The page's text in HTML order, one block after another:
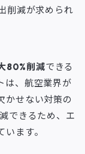
削減が求められ
80%削減できる
は、航空業界が
かせない対策の
できるため、エ
ます。